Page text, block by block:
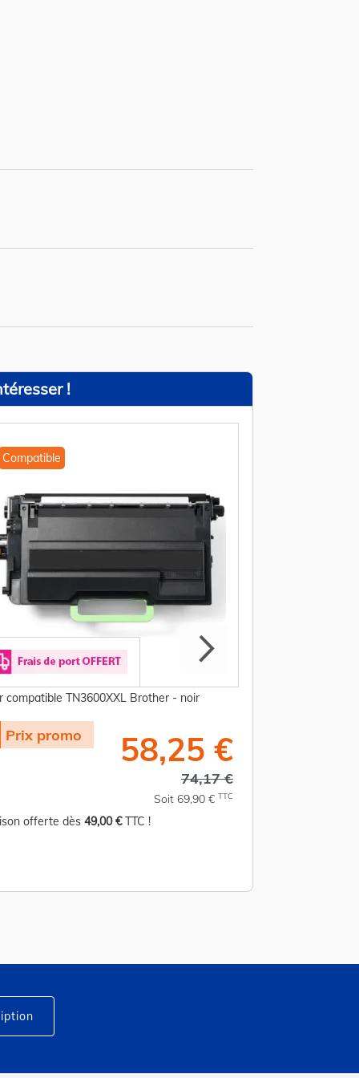
!
Compatible
compatible TN3600XXL Brother - noir
Prix promo 58,25 €
74,17 €
Soit 69,90 € TTC
offerte dès 49,00 €TTC !